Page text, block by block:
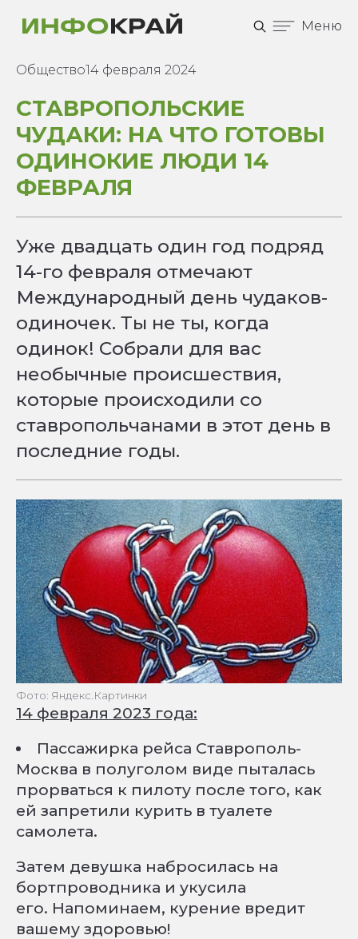
Меню
Общество14 февраля 2024
СТАВРОПОЛЬСКИЕ
ЧУДАКИ: НА ЧТО ГОТОВЫ
ОДИНОКИЕ ЛЮДИ 14
ФЕВРАЛЯ
Уже двадцать один год подряд
14-го февраля отмечают
Международный день чудаков-
одиночек. Ты не ты, когда
одинок! Собрали для вас
необычные происшествия,
которые происходили со
ставропольчанами в этот день в
последние годы.
Фото: Яндекс.Картинки
14 февраля 2023 года:
Пассажирка рейса Ставрополь-
Москва в полуголом виде пыталась
прорваться к пилоту после того, как
ей запретили курить в туалете
самолета.
Затем девушка набросилась на
бортпроводника и укусила
его. Напоминаем, курение вредит
вашему здоровью!